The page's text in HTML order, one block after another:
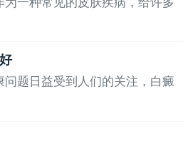
题日益受到人们的关注，白癜